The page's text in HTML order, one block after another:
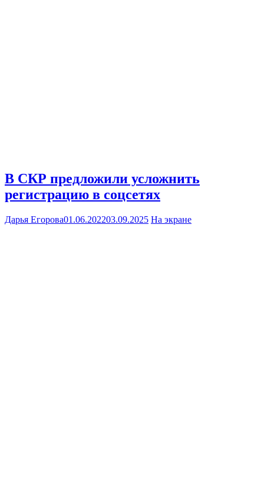
В СКР предложили усложнить
регистрацию в соцсетях
Дарья Егорова01.06.202203.09.2025 На экране